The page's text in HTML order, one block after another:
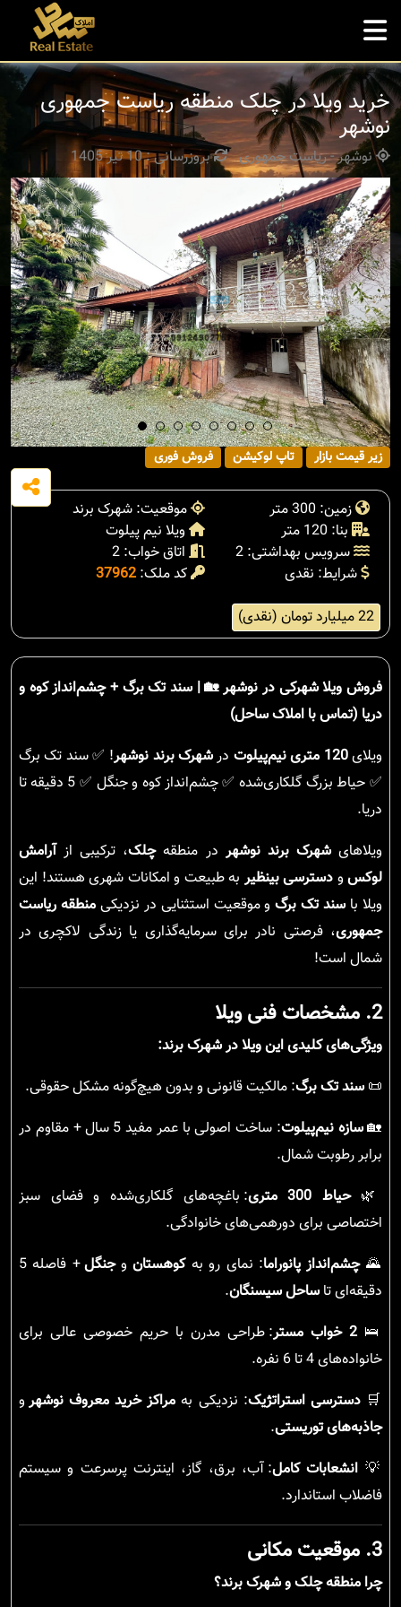
خرید ویلا در چلک منطقه ریاست جمهوری
نوشهر
نوشهر - ریاست جمهوری بروزرسانی : 10 تیر 1405
زیر قیمت بازار تاپ لوکیشن فروش فوری
زمین: 300 متر
موقعیت: شهرک برند
بنا: 120 متر
ویلا نیم پیلوت
سرویس بهداشتی: 2
اتاق خواب: 2
شرایط: نقدی
کد ملک: 37962
22 میلیارد تومان (نقدی)
فروش ویلا شهرکی در نوشهر 🏡 | سند تک برگ + چشم‌انداز کوه و
دریا (تماس با املاک ساحل)
ویلای120 متری نیم‌پیلوت درشهرک برند نوشهر! ✅ سند تک برگ
✅ حیاط بزرگ گلکاری‌شده ✅ چشم‌انداز کوه و جنگل ✅ 5 دقیقه تا
دریا.
ویلاهایشهرک برند نوشهر در منطقهچلک، ترکیبی ازآرامش
لوکس و دسترسی بینظیر به طبیعت و امکانات شهری هستند! این
ویلا باسند تک برگو موقعیت استثنایی در نزدیکیمنطقه ریاست
جمهوری، فرصتی نادر برای سرمایه‌گذاری یا زندگی لاکچری در
شمال است!
2. مشخصات فنی ویلا
ویژگی‌های کلیدی این ویلا در شهرک برند:
📜سند تک برگ: مالکیت قانونی و بدون هیچ‌گونه مشکل حقوقی.
🏡سازه نیم‌پیلوت
: ساخت اصولی با عمر مفید 5 سال + مقاوم در
برابر رطوبت شمال.
🌿حیاط 300 متری
: باغچه‌های گلکاری‌شده و فضای سبز
اختصاصی برای دورهمی‌های خانوادگی.
🌄چشم‌انداز پانوراما: نمای رو بهکوهستانوجنگل
+ فاصله 5
دقیقه‌ای تاساحل سیسنگان.
🛌 2 خواب مستر
: طراحی مدرن با حریم خصوصی عالی برای
خانواده‌های 4 تا 6 نفره.
🛒دسترسی استراتژیک: نزدیکی به مراکز خرید معروف نوشهر و
جاذبه‌های توریستی.
💡 انشعابات کامل: آب، برق، گاز، اینترنت پرسرعت و سیستم
فاضلاب استاندارد.
3. موقعیت مکانی
چرا منطقه چلک و شهرک برند؟